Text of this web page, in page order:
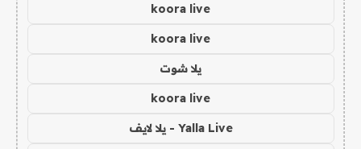
koora live
koora live
يلا شوت
koora live
Yalla Live - يلا لايف